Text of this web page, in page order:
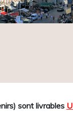
sont livrables